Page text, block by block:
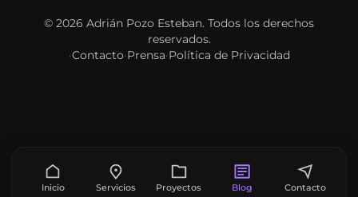
Inicio Servicios Proyectos Blog Contacto
© 2026 Adrián Pozo Esteban. Todos los derechos
reservados.
·Contacto·Prensa·Política de Privacidad